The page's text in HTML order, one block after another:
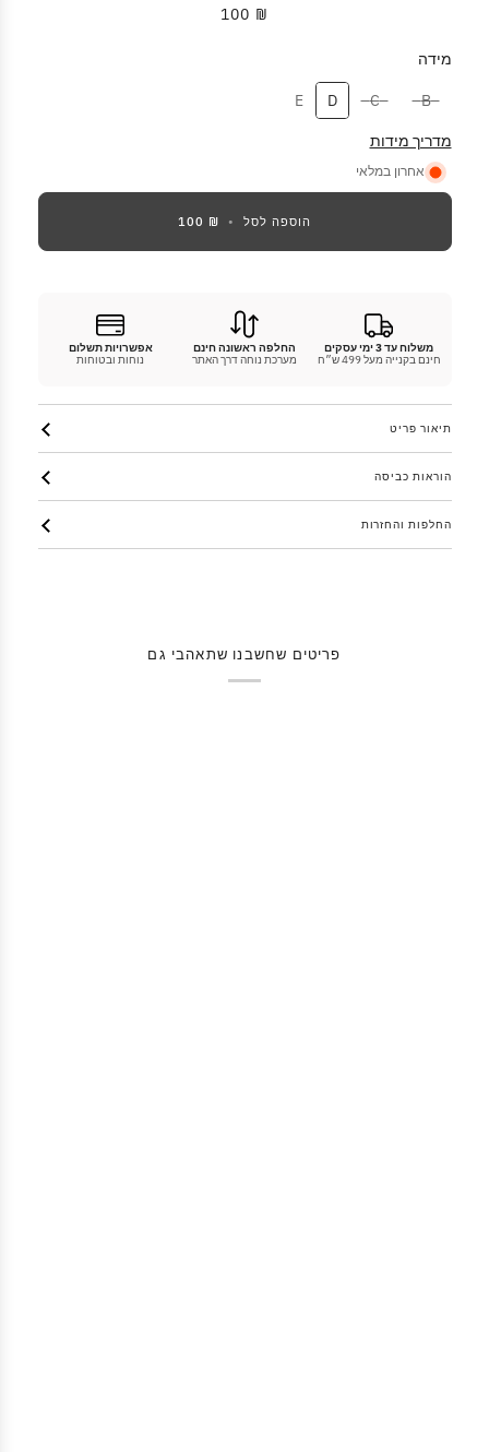
₪ 100
מידה
B
C
D
E
מדריך מידות
אחרון במלאי
הוספה לסל •
₪ 100
משלוח עד 3 ימי עסקים
חינם בקנייה מעל 499 ש״ח
החלפה ראשונה חינם
מערכת נוחה דרך האתר
אפשרויות תשלום
נוחות ובטוחות
תיאור פריט
הוראות כביסה
החלפות והחזרות
פריטים שחשבנו שתאהבי גם